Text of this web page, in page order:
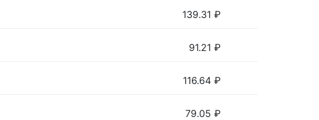
139.31 ₽
91.21 ₽
116.64 ₽
79.05 ₽